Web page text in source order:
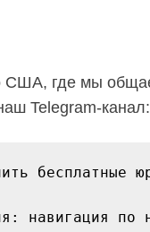
США, где мы
Telegram-канал:
бесплатные
навигация по